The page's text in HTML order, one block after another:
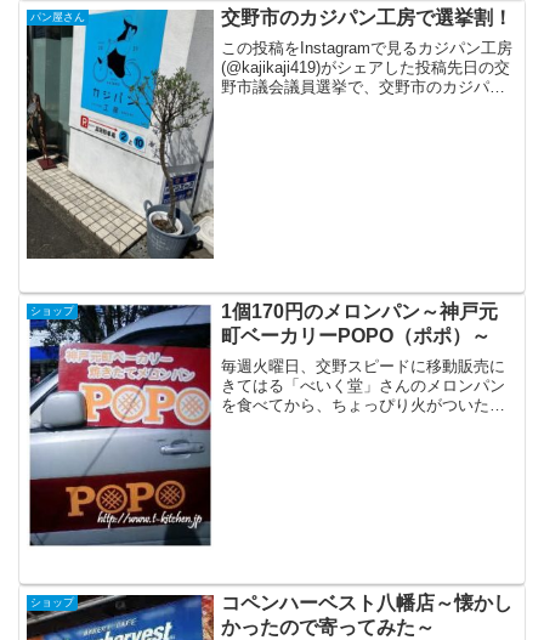
パン屋さん 交野市のカジパン工房で選挙割！
この投稿をInstagramで見るカジパン工房
(@kajikaji419)がシェアした投稿先日の交
野市議会議員選挙で、交野市のカジパン
ショップ
1個170円のメロンパン～神戸元
町ベーカリーPOPO（ポポ）～
毎週火曜日、交野スピードに移動販売に
きてはる「べいく堂」さんのメロンパン
を食べてから、ちょっぴり火がついた焼
ショップ
コペンハーベスト八幡店～懐かし
かったので寄ってみた～